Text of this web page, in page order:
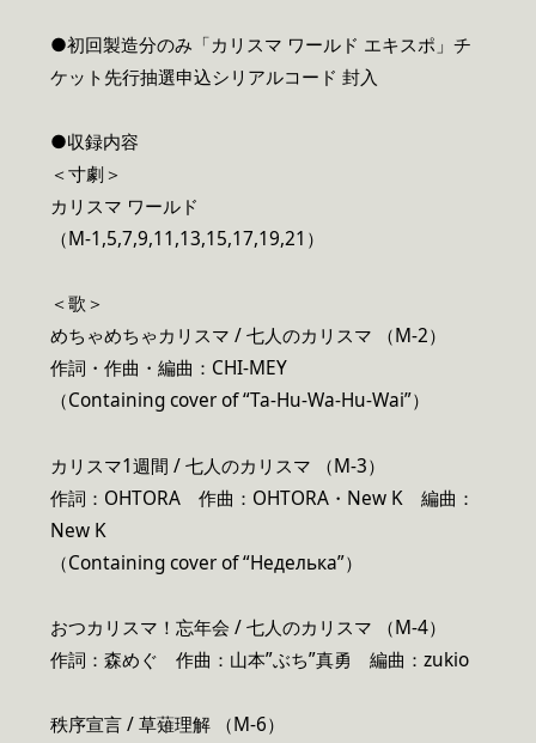
●初回製造分のみ「カリスマ ワールド エキスポ」チ
ケット先行抽選申込シリアルコード 封入
●収録内容
＜寸劇＞
カリスマ ワールド
（M-1,5,7,9,11,13,15,17,19,21）
＜歌＞
めちゃめちゃカリスマ / 七人のカリスマ （M-2）
作詞・作曲・編曲：CHI-MEY
（Containing cover of “Ta-Hu-Wa-Hu-Wai”）
カリスマ1週間 / 七人のカリスマ （M-3）
作詞：OHTORA 作曲：OHTORA・New K 編曲：
New K
（Containing cover of “Неделька”）
おつカリスマ！忘年会 / 七人のカリスマ （M-4）
作詞：森めぐ 作曲：山本”ぶち”真勇 編曲：zukio
秩序宣言 / 草薙理解 （M-6）